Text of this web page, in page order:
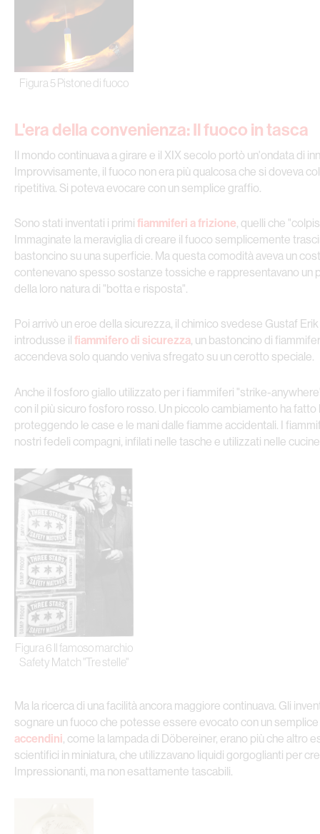
Figura 5 Pistone di fuoco
L'era della convenienza: Il fuoco in tasca
Il mondo continuava a girare e il XIX secolo portò un'ondata di
Improvvisamente, il fuoco non era più qualcosa che si doveva
ripetitiva. Si poteva evocare con un semplice graffio.
Sono stati inventati i primi fiammiferi a frizione, quelli che
Immaginate la meraviglia di creare il fuoco semplicemente
bastoncino su una superficie. Ma questa comodità aveva un
contenevano spesso sostanze tossiche e rappresentavano un
della loro natura di "botta e risposta".
Poi arrivò un eroe della sicurezza, il chimico svedese Gustaf
introdusse il fiammifero di sicurezza, un bastoncino di
accendeva solo quando veniva sfregato su un cerotto speciale.
Anche il fosforo giallo utilizzato per i fiammiferi "strike-
con il più sicuro fosforo rosso. Un piccolo cambiamento ha fatto
proteggendo le case e le mani dalle fiamme accidentali. I
nostri fedeli compagni, infilati nelle tasche e utilizzati nelle
Figura 6 Il famoso marchio
Safety Match "Tre stelle"
Ma la ricerca di una facilità ancora maggiore continuava. Gli
sognare un fuoco che potesse essere evocato con un
accendini, come la lampada di Döbereiner, erano più che altro
scientifici in miniatura, che utilizzavano liquidi gorgoglianti per
Impressionanti, ma non esattamente tascabili.